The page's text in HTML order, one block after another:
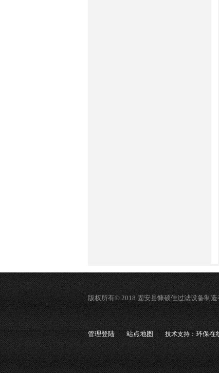
版权所有© 2018 固安县慷硕佳过滤设备制
管理登陆 站点地图 技术支持：环保在